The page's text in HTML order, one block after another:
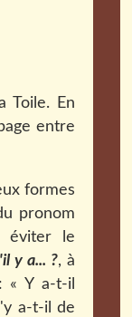
Toile. En
entre
formes
pronom
éviter le
y a... ?, à
« Y a-t-il
a-t-il de